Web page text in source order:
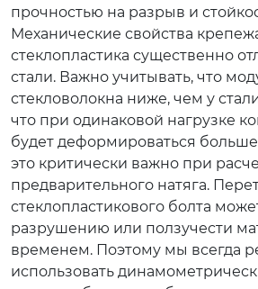
прочностью на разрыв и
Механические свойства
стеклопластика существенно
стали. Важно учитывать, что
стекловолокна ниже, чем у
что при одинаковой нагрузке
будет деформироваться
это критически важно при
предварительного натяга.
стеклопластикового болта
разрушению или ползучести
временем. Поэтому мы всегда
использовать